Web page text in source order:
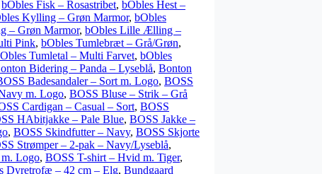
bObles Fisk – Rosastribet, bObles Hest –
Kylling – Grøn Marmor, bObles
– Grøn Marmor, bObles Lille Ælling –
Pink, bObles Tumlebræt – Grå/Grøn,
Tumletal – Multi Farvet, bObles
Bidering – Panda – Lyseblå, Bonton
Badesandaler – Sort m. Logo, BOSS
m. Logo, BOSS Bluse – Strik – Grå
Cardigan – Casual – Sort, BOSS
HAbitjakke – Pale Blue, BOSS Jakke –
, BOSS Skindfutter – Navy, BOSS Skjorte
Strømper – 2-pak – Navy/Lyseblå,
Logo, BOSS T-shirt – Hvid m. Tiger,
Dyretrofæ – 42 cm – Elg, Bundgaard